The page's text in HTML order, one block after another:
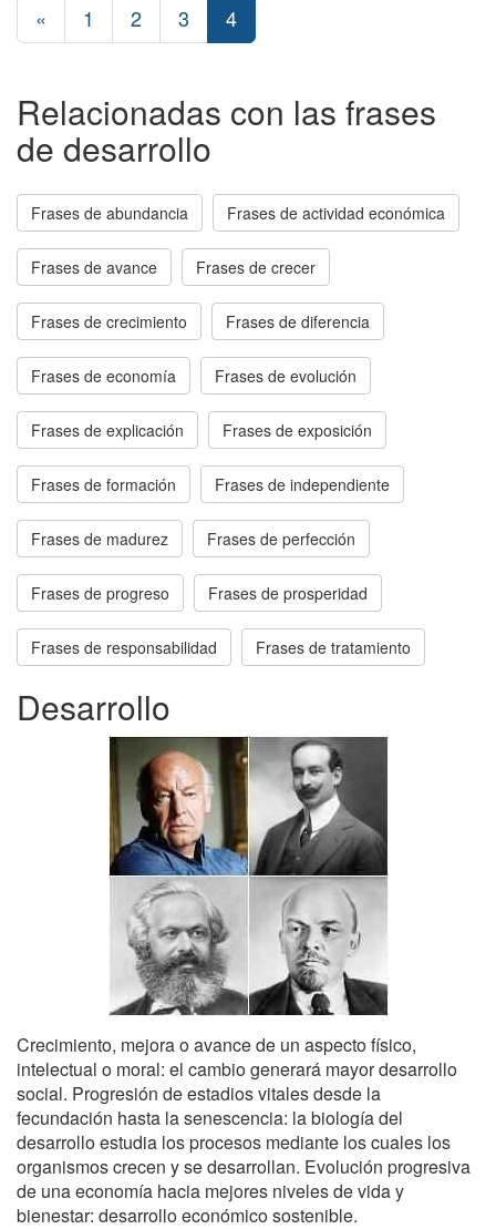
« 1 2 3 4
Relacionadas con las frases
de desarrollo
Frases de abundancia Frases de actividad económica
Frases de avance Frases de crecer
Frases de crecimiento Frases de diferencia
Frases de economía Frases de evolución
Frases de explicación Frases de exposición
Frases de formación Frases de independiente
Frases de madurez Frases de perfección
Frases de progreso Frases de prosperidad
Frases de responsabilidad Frases de tratamiento
Desarrollo
Crecimiento, mejora o avance de un aspecto físico,
intelectual o moral: el cambio generará mayor desarrollo
social. Progresión de estadios vitales desde la
fecundación hasta la senescencia: la biología del
desarrollo estudia los procesos mediante los cuales los
organismos crecen y se desarrollan. Evolución progresiva
de una economía hacia mejores niveles de vida y
bienestar: desarrollo económico sostenible.